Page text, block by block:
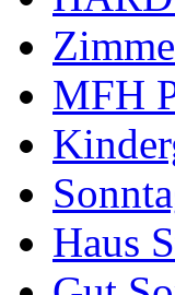
MFH
Haus